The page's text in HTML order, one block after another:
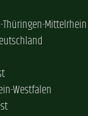
Thüringen-Mittelrhein
Westfalen